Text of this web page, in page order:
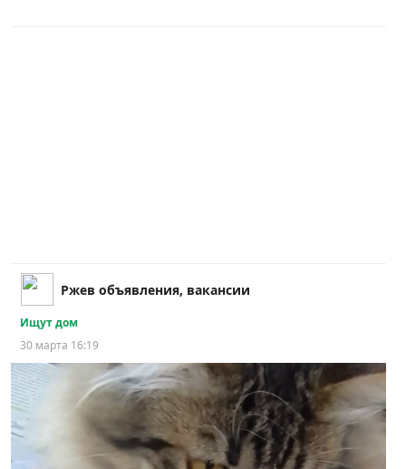
Ржев объявления, вакансии
Ищут дом
30 марта 16:19